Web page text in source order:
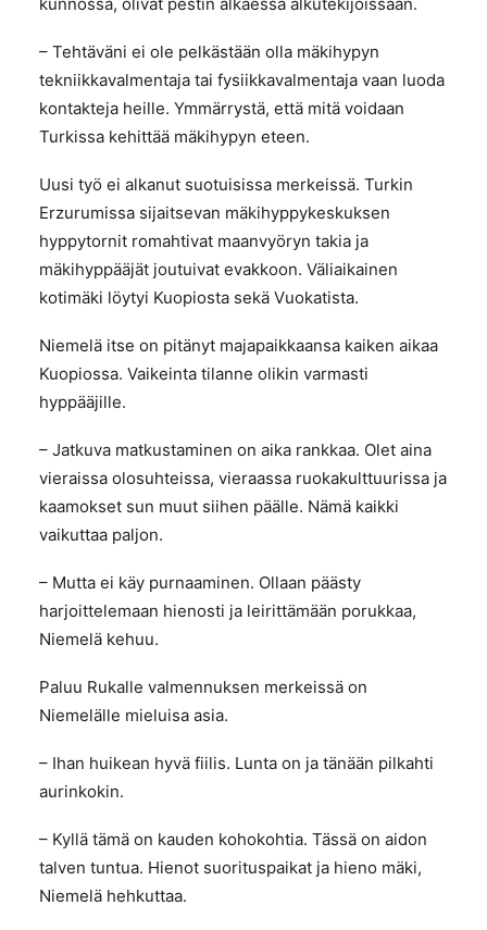
– Tehtäväni ei ole pelkästään olla mäkihypyn
tekniikkavalmentaja tai fysiikkavalmentaja vaan luoda
kontakteja heille. Ymmärrystä, että mitä voidaan
Turkissa kehittää mäkihypyn eteen.
Uusi työ ei alkanut suotuisissa merkeissä. Turkin
Erzurumissa sijaitsevan mäkihyppykeskuksen
hyppytornit romahtivat maanvyöryn takia ja
mäkihyppääjät joutuivat evakkoon. Väliaikainen
kotimäki löytyi Kuopiosta sekä Vuokatista.
Niemelä itse on pitänyt majapaikkaansa kaiken aikaa
Kuopiossa. Vaikeinta tilanne olikin varmasti
hyppääjille.
– Jatkuva matkustaminen on aika rankkaa. Olet aina
vieraissa olosuhteissa, vieraassa ruokakulttuurissa ja
kaamokset sun muut siihen päälle. Nämä kaikki
vaikuttaa paljon.
– Mutta ei käy purnaaminen. Ollaan päästy
harjoittelemaan hienosti ja leirittämään porukkaa,
Niemelä kehuu.
Paluu Rukalle valmennuksen merkeissä on
Niemelälle mieluisa asia.
– Ihan huikean hyvä fiilis. Lunta on ja tänään pilkahti
aurinkokin.
– Kyllä tämä on kauden kohokohtia. Tässä on aidon
talven tuntua. Hienot suorituspaikat ja hieno mäki,
Niemelä hehkuttaa.